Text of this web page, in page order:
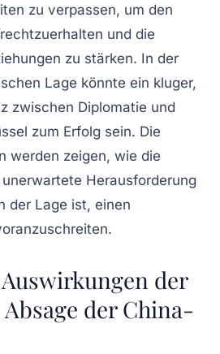
zu verpassen, um den
und die
zu stärken. In der
Lage könnte ein kluger,
zwischen Diplomatie und
zum Erfolg sein. Die
werden zeigen, wie die
Herausforderung
der Lage ist, einen
der
der China-